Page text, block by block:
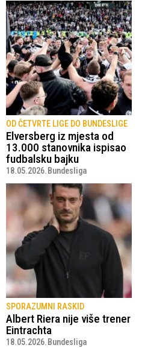
OD ČETVRTE LIGE DO BUNDESLIGE
Elversberg iz mjesta od
13.000 stanovnika ispisao
fudbalsku bajku
18.05.2026. Bundesliga
SPORAZUMNI RASKID
Albert Riera nije više trener
Eintrachta
18.05.2026. Bundesliga